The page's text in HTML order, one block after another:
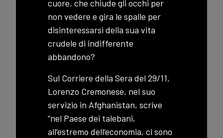
cuore, che chiude gli occhi per
non vedere e gira le spalle per
disinteressarsi della sua vita
crudele di indifferente
abbandono?
Sul Corriere della Sera del 29/11,
Lorenzo Cremonese, nel suo
servizio in Afghanistan, scrive
“nel Paese dei talebani,
all’estremo dell’economia, ci sono